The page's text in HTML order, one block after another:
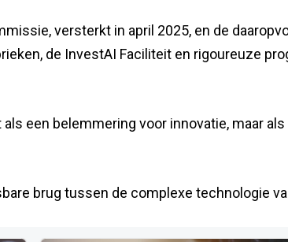
versterkt in april 2025, en de
de InvestAI Faciliteit en rigoureuze
een belemmering voor innovatie, maar
brug tussen de complexe technologie